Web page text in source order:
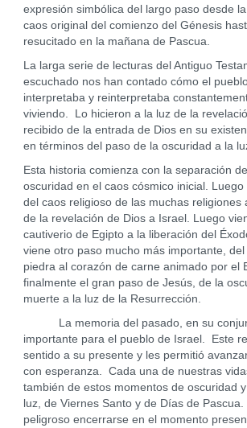
expresión simbólica del largo paso desde
caos original del comienzo del Génesis
resucitado en la mañana de Pascua.
La larga serie de lecturas del Antiguo
escuchado nos han contado cómo el
interpretaba y reinterpretaba
viviendo. Lo hicieron a la luz de la
recibido de la entrada de Dios en su
en términos del paso de la oscuridad a la
Esta historia comienza con la separación
oscuridad en el caos cósmico inicial.
del caos religioso de las muchas religiones
de la revelación de Dios a Israel. Luego
cautiverio de Egipto a la liberación del
viene otro paso mucho más importante,
piedra al corazón de carne animado por el
finalmente el gran paso de Jesús, de la
muerte a la luz de la Resurrección.
La memoria del pasado, en su
importante para el pueblo de Israel. Este
sentido a su presente y les permitió
con esperanza. Cada una de nuestras
también de estos momentos de oscuridad
luz, de Viernes Santo y de Días de
peligroso encerrarse en el momento